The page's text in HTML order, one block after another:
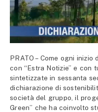
PRATO – Come ogni inizio
con “Estra Notizie” e con
sintetizzate in sessanta
dichiarazione di
società del gruppo, il
Green” che ha coinvolto